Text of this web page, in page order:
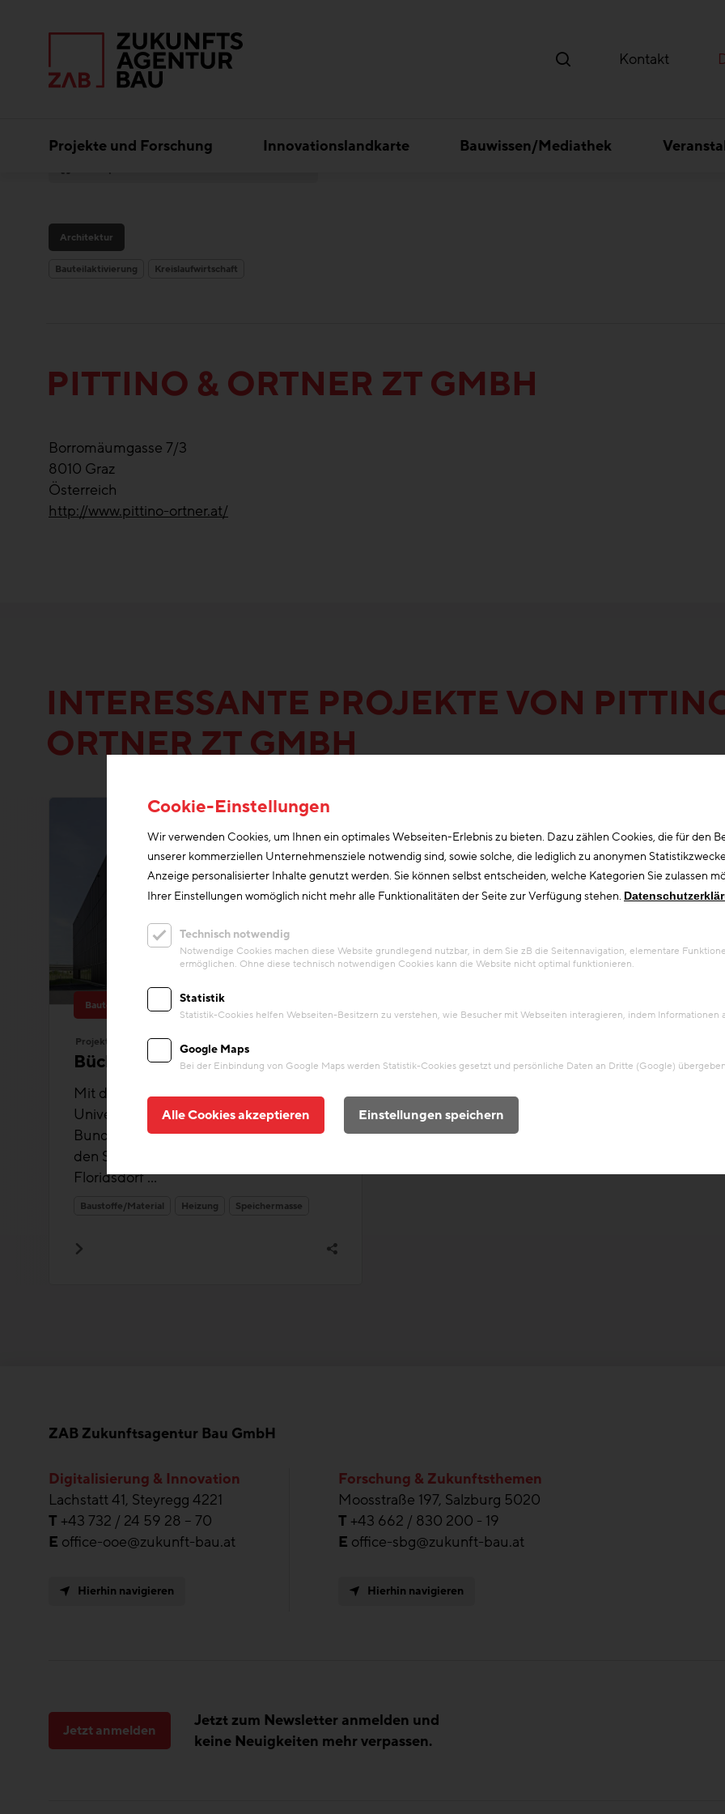
Kontakt
Projekte und Forschung Innovationslandkarte Bauwissen/Mediathek
Architektur
Bauteilaktivierung Kreislaufwirtschaft
PITTINO & ORTNER ZT GMBH
Borromäumgasse 7/3
8010 Graz
Österreich
http://www.pittino-ortner.at/
INTERESSANTE PROJEKTE VON
ORTNER ZT GMBH
+1
Projekt
Bücherdepot
Mit dem neuen Bücherdepot der
Universitätsbibliothek Wien errichtet die
Bundesimmobiliengesellschaft (BIG) auf
den Siemensgründen in Wien-
Floridsdorf ...
Baustoffe/Material Heizung Speichermasse
ZAB Zukunftsagentur Bau GmbH
Digitalisierung & Innovation
Lachstatt 41, Steyregg 4221
T +43 732 / 24 59 28 – 70
E office-ooe@zukunft-bau.at
Hierhin navigieren
Forschung & Zukunftsthemen
Moosstraße 197, Salzburg 5020
T +43 662 / 830 200 - 19
E office-sbg@zukunft-bau.at
Hierhin navigieren
Jetzt zum Newsletter anmelden und
keine Neuigkeiten mehr verpassen.
Jetzt anmelden
Cookie-Einstellungen
Wir verwenden Cookies, um Ihnen ein optimales Webseiten-Erlebnis zu bieten. Dazu zählen Cookies, die für den
unserer kommerziellen Unternehmensziele notwendig sind, sowie solche, die lediglich zu anonymen
Anzeige personalisierter Inhalte genutzt werden. Sie können selbst entscheiden, welche Kategorien Sie zulassen
Ihrer Einstellungen womöglich nicht mehr alle Funktionalitäten der Seite zur Verfügung stehen.
Technisch notwendig
Notwendige Cookies machen diese Website grundlegend nutzbar, in dem Sie zB die Seitennavigation, elementare
ermöglichen. Ohne diese technisch notwendigen Cookies kann die Website nicht optimal funktionieren.
Statistik
Statistik-Cookies helfen Webseiten-Besitzern zu verstehen, wie Besucher mit Webseiten interagieren, indem
Google Maps
Bei der Einbindung von Google Maps werden Statistik-Cookies gesetzt und persönliche Daten an Dritte (Google)
Alle Cookies akzeptieren Einstellungen speichern